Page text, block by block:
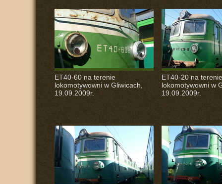
ET40-60 na terenie
lokomotywowni w Gliwicach,
19.09.2009r.
ET40-20 na terenie
lokomotywowni w
19.09.2009r.